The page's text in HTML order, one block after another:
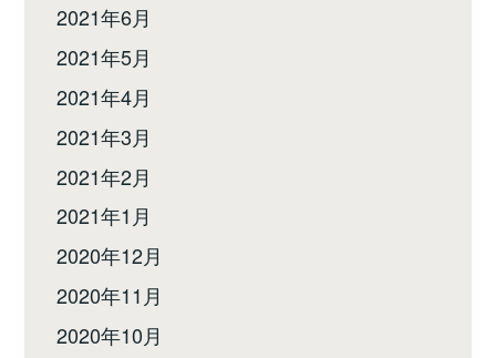
2021年6月
2021年5月
2021年4月
2021年3月
2021年2月
2021年1月
2020年12月
2020年11月
2020年10月